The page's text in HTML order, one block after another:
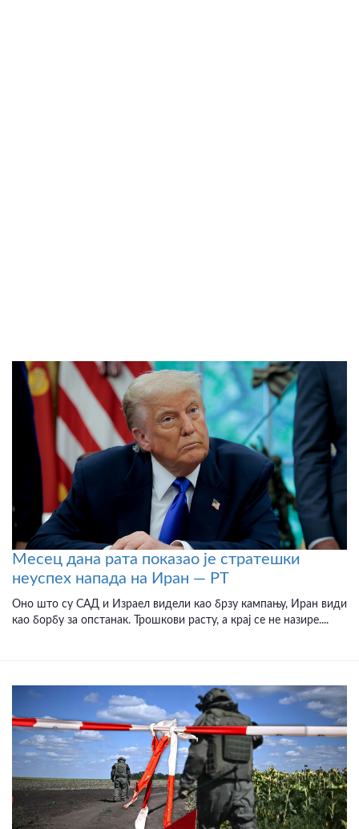
Месец дана рата показао је стратешки
неуспех напада на Иран — РТ
Оно што су САД и Израел видели као брзу кампању, Иран види
као борбу за опстанак. Трошкови расту, а крај се не назире....